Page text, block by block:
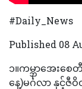
#Daily_News
Published 08
၁။‎‎‎‎ကမ္ဘာအေးစေ
နေ့)မင်္ဂလာ နှင့်ဇီ